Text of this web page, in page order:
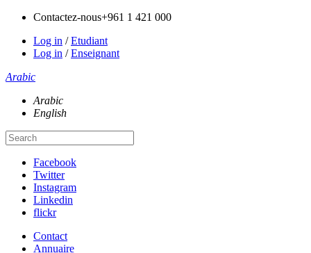
Contactez-nous+961 1 421 000
Log in /Etudiant
Log in /Enseignant
Arabic
Arabic
English
Facebook
Twitter
Instagram
Linkedin
flickr
Contact
Annuaire